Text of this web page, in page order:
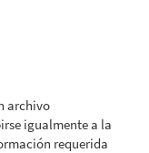
archivo
igualmente a la
requerida